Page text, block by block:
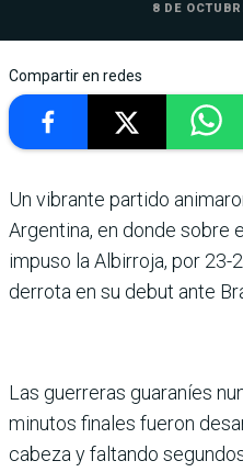
8 DE
Compartir en redes
Un vibrante par­tido
Argentina, en donde sobre
impuso la Albirroja, por 23-
derrota en su debut ante
Las guerreras guaraníes
minutos finales fueron
cabeza y faltando